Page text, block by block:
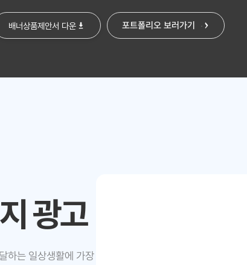
배너상품제안서 다운 포트폴리오 보러가기
광고
하는 일상생활에 가장